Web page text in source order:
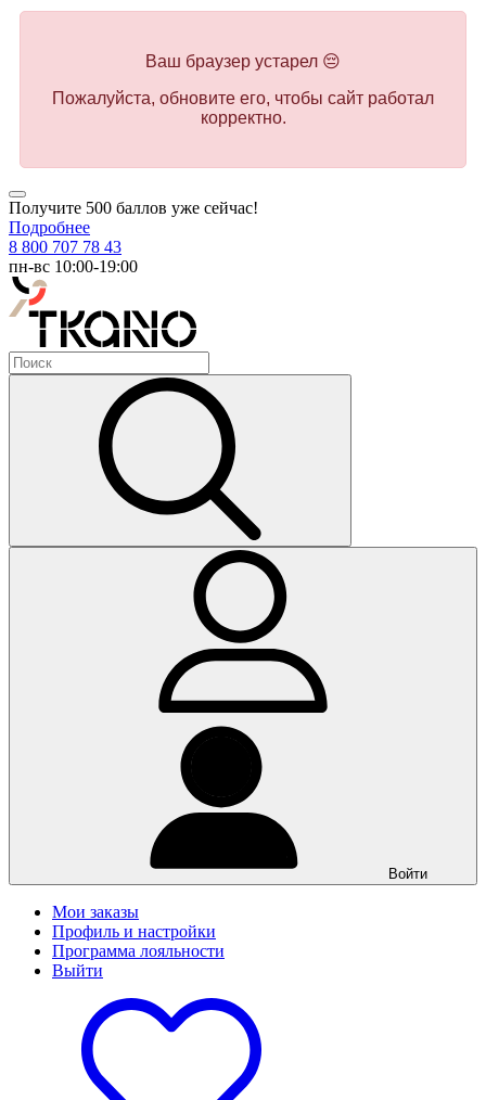
Ваш браузер устарел 😔
Пожалуйста, обновите его, чтобы сайт работал
корректно.
Получите 500 баллов уже сейчас!
Подробнее
8 800 707 78 43
пн-вс 10:00-19:00
Войти
Мои заказы
Профиль и настройки
Программа лояльности
Выйти